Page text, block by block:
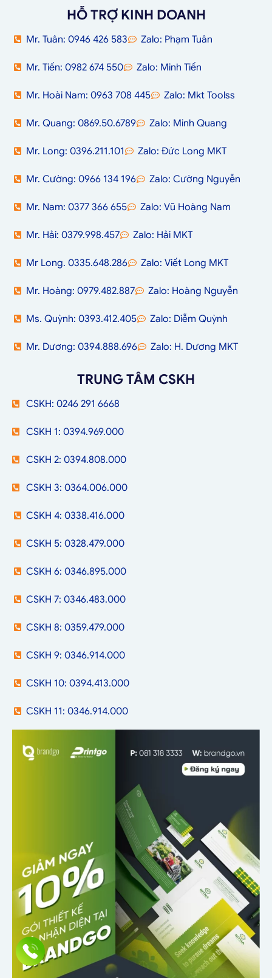
HỖ TRỢ KINH DOANH
Mr. Tuân: 0946 426 583 Zalo: Phạm Tuân
Mr. Tiến: 0982 674 550 Zalo: Minh Tiến
Mr. Hoài Nam: 0963 708 445 Zalo: Mkt Toolss
Mr. Quang: 0869.50.6789 Zalo: Minh Quang
Mr. Long: 0396.211.101 Zalo: Đức Long MKT
Mr. Cường: 0966 134 196 Zalo: Cường Nguyễn
Mr. Nam: 0377 366 655 Zalo: Vũ Hoàng Nam
Mr. Hải: 0379.998.457 Zalo: Hải MKT
Mr Long. 0335.648.286 Zalo: Viết Long MKT
Mr. Hoàng: 0979.482.887 Zalo: Hoàng Nguyễn
Ms. Quỳnh: 0393.412.405 Zalo: Diễm Quỳnh
Mr. Dương: 0394.888.696 Zalo: H. Dương MKT
TRUNG TÂM CSKH
CSKH: 0246 291 6668
CSKH 1: 0394.969.000
CSKH 2: 0394.808.000
CSKH 3: 0364.006.000
CSKH 4: 0338.416.000
CSKH 5: 0328.479.000
CSKH 6: 0346.895.000
CSKH 7: 0346.483.000
CSKH 8: 0359.479.000
CSKH 9: 0346.914.000
CSKH 10: 0394.413.000
CSKH 11: 0346.914.000